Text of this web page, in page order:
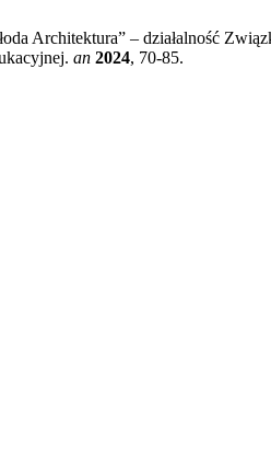
Architektura” – działalność
an 2024, 70-85.